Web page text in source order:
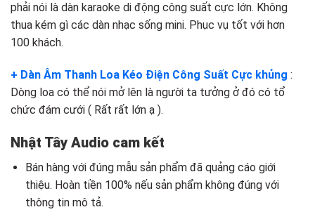
phải nói là dàn karaoke di động công suất cực lớn. Không
thua kém gì các dàn nhạc sống mini. Phục vụ tốt với hơn
100 khách.
+ Dàn Âm Thanh Loa Kéo Điện Công Suất Cực khủng :
Dòng loa có thể nói mở lên là người ta tưởng ở đó có tổ
chức đám cưới ( Rất rất lớn ạ ).
Nhật Tây Audio cam kết
Bán hàng với đúng mẫu sản phẩm đã quảng cáo giới
thiệu. Hoàn tiền 100% nếu sản phẩm không đúng với
thông tin mô tả.